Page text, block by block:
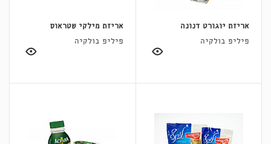
אריזת יוגורט דנונה
פיליפ בולקיה
אריזת מילקי שטראוס
פיליפ בולקיה